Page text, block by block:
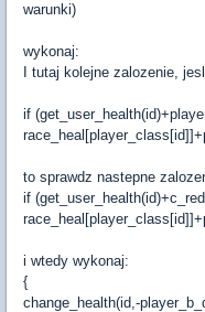
warunki)
wykonaj:
I tutaj kolejne zalozenie,
if
to sprawdz nastepne
if
i wtedy wykonaj:
{
change_health(id,-